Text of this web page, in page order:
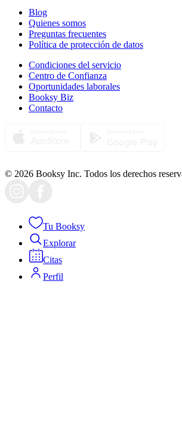
Blog
Quienes somos
Preguntas frecuentes
Política de protección de datos
Condiciones del servicio
Centro de Confianza
Oportunidades laborales
Booksy Biz
Contacto
© 2026 Booksy Inc. Todos los derechos
Tu Booksy
Explorar
Citas
Perfil